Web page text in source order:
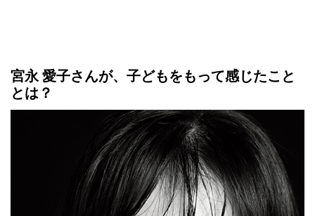
宮永 愛子さんが、子どもをもって感じたこと
とは？